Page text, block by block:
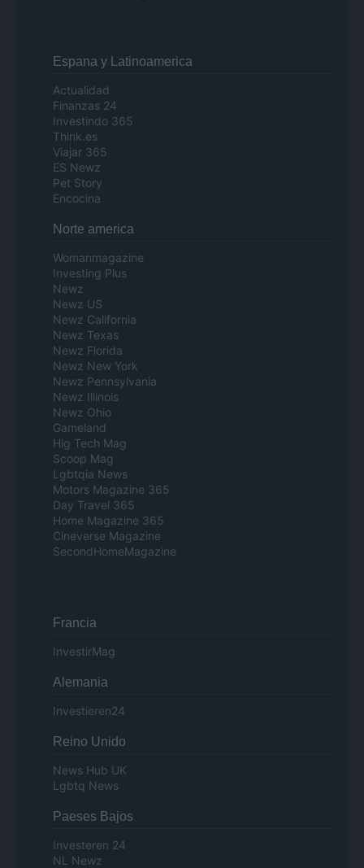
Espana y Latinoamerica
Actualidad
Finanzas 24
Investindo 365
Think.es
Viajar 365
ES Newz
Pet Story
Encocina
Norte america
Womanmagazine
Investing Plus
Newz
Newz US
Newz California
Newz Texas
Newz Florida
Newz New York
Newz Pennsylvania
Newz Illinois
Newz Ohio
Gameland
Hig Tech Mag
Scoop Mag
Lgbtqia News
Motors Magazine 365
Day Travel 365
Home Magazine 365
Cineverse Magazine
SecondHomeMagazine
Francia
InvestirMag
Alemania
Investieren24
Reino Unido
News Hub UK
Lgbtq News
Paeses Bajos
Investeren 24
NL Newz